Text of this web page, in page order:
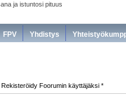
ja istuntosi pituus
FPV Yhdistys
Rekisteröidy Foorumin käyttäjäksi *